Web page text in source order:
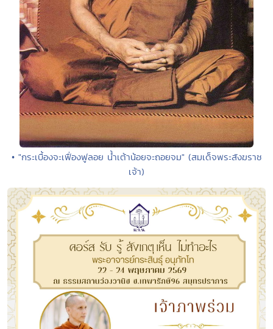
• "กระเบื้องจะเฟื่องฟูลอย น้ำเต้าน้อยจะถอยจม" (สมเด็จพระสังฆราช
เจ้า)